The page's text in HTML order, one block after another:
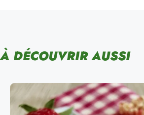
À DÉCOUVRIR AUSSI